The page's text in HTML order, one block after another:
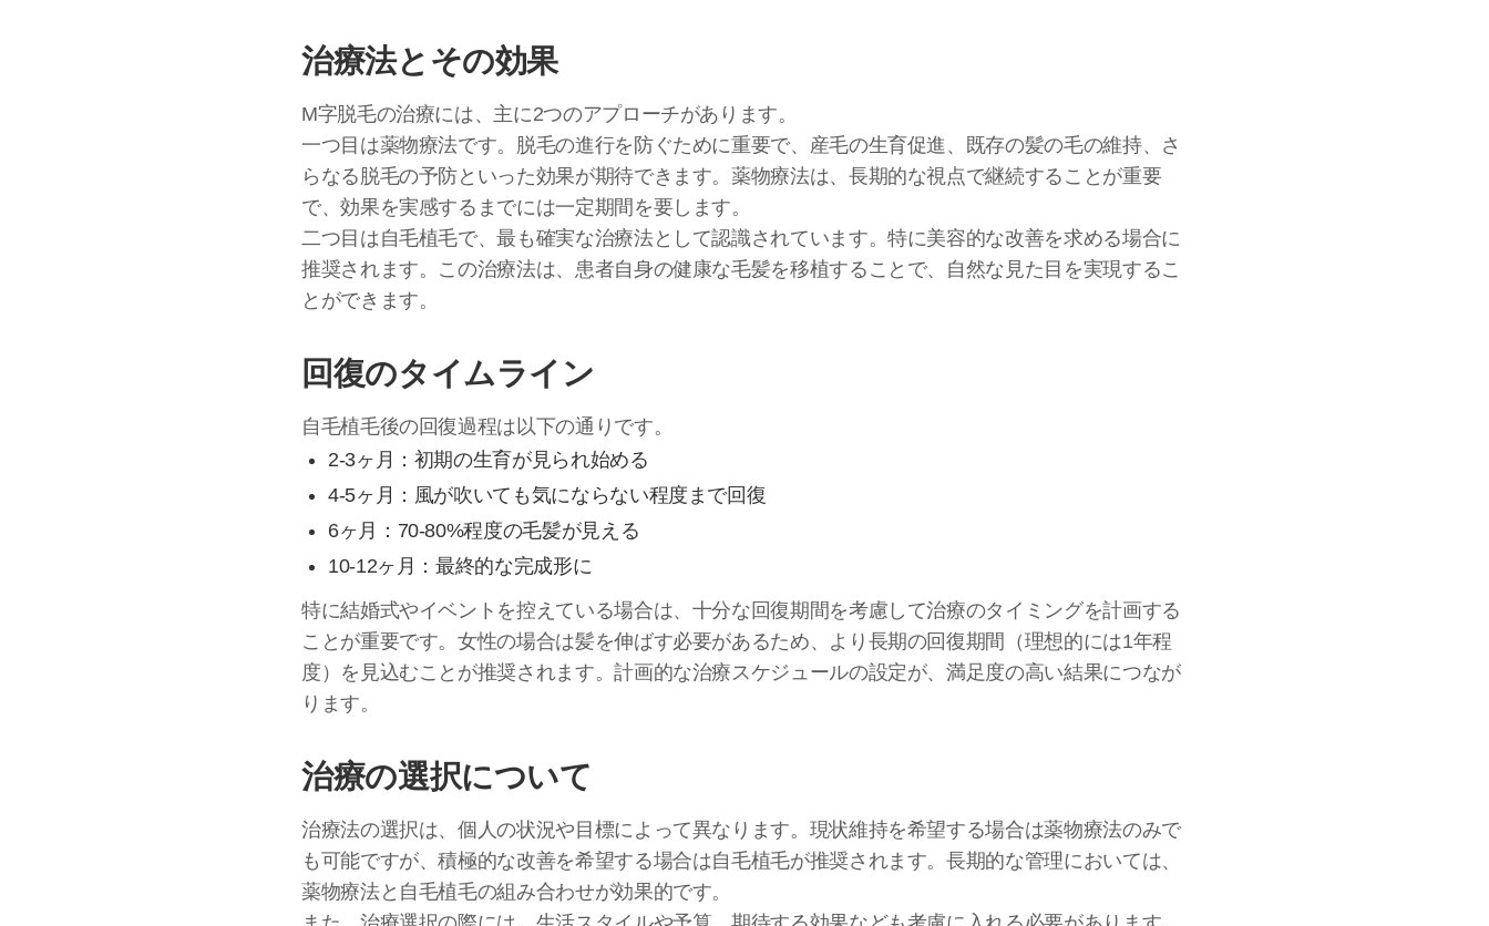
治療法とその効果
M字脱毛の治療には、主に2つのアプローチがあります。
一つ目は薬物療法です。脱毛の進行を防ぐために重要で、産毛の生育促進、既存の髪の毛の維持、さ
らなる脱毛の予防といった効果が期待できます。薬物療法は、長期的な視点で継続することが重要
で、効果を実感するまでには一定期間を要します。
二つ目は自毛植毛で、最も確実な治療法として認識されています。特に美容的な改善を求める場合に
推奨されます。この治療法は、患者自身の健康な毛髪を移植することで、自然な見た目を実現するこ
とができます。
回復のタイムライン
自毛植毛後の回復過程は以下の通りです。
2-3ヶ月：初期の生育が見られ始める
4-5ヶ月：風が吹いても気にならない程度まで回復
6ヶ月：70-80%程度の毛髪が見える
10-12ヶ月：最終的な完成形に
特に結婚式やイベントを控えている場合は、十分な回復期間を考慮して治療のタイミングを計画する
ことが重要です。女性の場合は髪を伸ばす必要があるため、より長期の回復期間（理想的には1年程
度）を見込むことが推奨されます。計画的な治療スケジュールの設定が、満足度の高い結果につなが
ります。
治療の選択について
治療法の選択は、個人の状況や目標によって異なります。現状維持を希望する場合は薬物療法のみで
も可能ですが、積極的な改善を希望する場合は自毛植毛が推奨されます。長期的な管理においては、
薬物療法と自毛植毛の組み合わせが効果的です。